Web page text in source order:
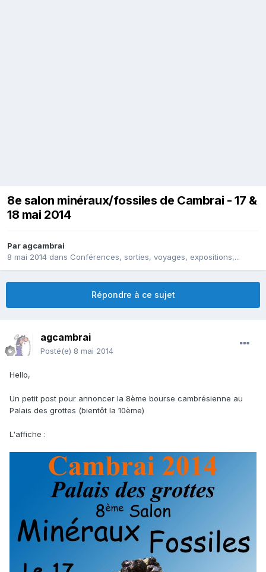
8e salon minéraux/fossiles de Cambrai - 17 &
18 mai 2014
Paragcambrai
8 mai 2014 dans Conférences, sorties, voyages, expositions,...
Répondre à ce sujet
agcambrai
Posté(e) 8 mai 2014
Hello,
Un petit post pour annoncer la 8ème bourse cambrésienne au
Palais des grottes (bientôt la 10ème)
L'affiche :